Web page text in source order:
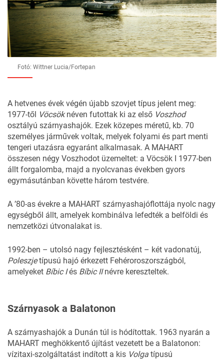
Fotó: Wittner Lucia/Fortepan
A hetvenes évek végén újabb szovjet típus jelent meg:
1977-től Vöcsöknéven futottak ki az első Voszhod
osztályú szárnyashajók. Ezek közepes méretű, kb. 70
személyes járművek voltak, melyek folyami és part menti
tengeri utazásra egyaránt alkalmasak. A MAHART
összesen négy Voszhodot üzemeltet: a Vöcsök I 1977-ben
állt forgalomba, majd a nyolcvanas években gyors
egymásutánban követte három testvére.
A ’80-as évekre a MAHART szárnyashajóflottája nyolc nagy
egységből állt, amelyek kombinálva lefedték a belföldi és
nemzetközi útvonalakat is.
1992-ben – utolsó nagy fejlesztésként – két vadonatúj,
Poleszjetípusú hajó érkezett Fehéroroszországból,
amelyeket Bíbic Iés Bíbic IInévre kereszteltek.
Szárnyasok a Balatonon
A szárnyashajók a Dunán túl is hódítottak. 1963 nyarán a
MAHART meghökkentő újítást vezetett be a Balatonon:
vízitaxi-szolgáltatást indított a kis Volga típusú